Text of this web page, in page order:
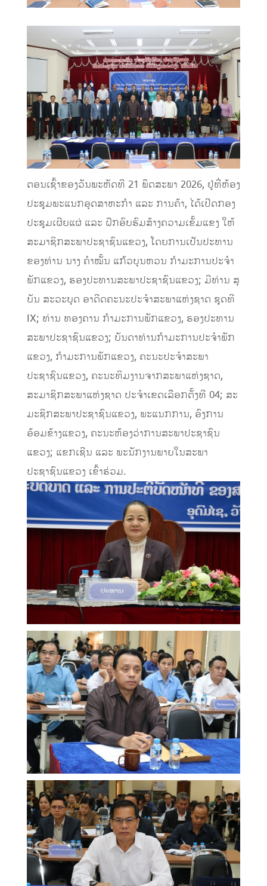
ຕອນເຊົ້າຂອງວັນພະຫັດທີ 21 ພຶດສະພາ 2026, ຢູ່ທີ່ຫ້ອງ
ປະຊຸມພະແນກອຸດສາຫະກໍາ ແລະ ການຄ້າ, ໄດ້ເປີດກອງ
ປະຊຸມເຜີຍແຜ່ ແລະ ຝຶກອົບຮົມສ້າງຄວາມເຂັ້ມແຂງ ໃຫ້
ສະມາຊິກສະພາປະຊາຊົນແຂວງ, ໂດຍການເປັນປະທານ
ຂອງທ່ານ ນາງ ຄໍາໝັ້ນ ແກ້ວບຸນຫວນ ກຳມະການປະຈໍາ
ພັກແຂວງ, ຮອງປະທານສະພາປະຊາຊົນແຂວງ; ມີທ່ານ ສຸ
ບັນ ສະວະບຸດ ອາດີດຄະນະປະຈໍາສະພາແຫ່ງຊາດ ຊຸດທີ
IX; ທ່ານ ທອງຄານ ກຳມະການພັກແຂວງ, ຮອງປະທານ
ສະພາປະຊາຊົນແຂວງ; ບັນດາທ່ານກໍາມະການປະຈໍາພັກ
ແຂວງ, ກໍາມະການພັກແຂວງ, ຄະນະປະຈໍາສະພາ
ປະຊາຊົນແຂວງ, ຄະນະທິມງານຈາກສະພາແຫ່ງຊາດ,
ສະມາຊິກສະພາແຫ່ງຊາດ ປະຈໍາເຂດເລືອກຕັ້ງທີ 04; ສະ
ມະຊິກສະພາປະຊາຊົນແຂວງ, ພະແນກການ, ອົງການ
ອ້ອມຂ້າງແຂວງ, ຄະນະຫ້ອງວ່າການສະພາປະຊາຊົນ
ແຂວງ; ແຂກເຊີນ ແລະ ພະນັກງານພາຍໃນສະພາ
ປະຊາຊົນແຂວງ ເຂົ້າຮ່ວມ.